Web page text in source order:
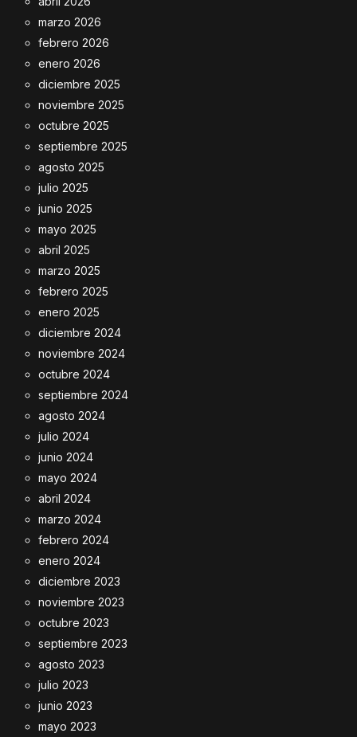
marzo 2026
febrero 2026
enero 2026
diciembre 2025
noviembre 2025
octubre 2025
septiembre 2025
agosto 2025
julio 2025
junio 2025
mayo 2025
abril 2025
marzo 2025
febrero 2025
enero 2025
diciembre 2024
noviembre 2024
octubre 2024
septiembre 2024
agosto 2024
julio 2024
junio 2024
mayo 2024
abril 2024
marzo 2024
febrero 2024
enero 2024
diciembre 2023
noviembre 2023
octubre 2023
septiembre 2023
agosto 2023
julio 2023
junio 2023
mayo 2023